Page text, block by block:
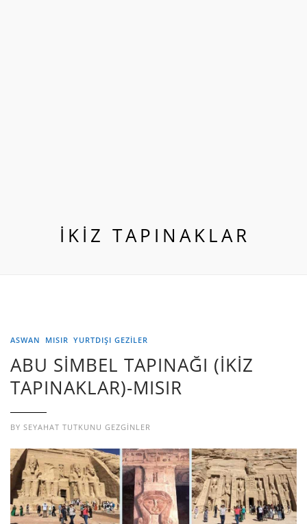
İKIZ TAPINAKLAR
ASWAN MISIR YURTDIŞI GEZILER
ABU SİMBEL TAPINAĞI (İKİZ
TAPINAKLAR)-MISIR
BY SEYAHAT TUTKUNU GEZGINLER